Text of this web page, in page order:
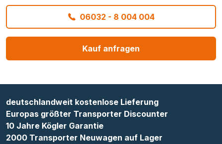
06032 - 8 004 004
Kauf anfragen
deutschlandweit kostenlose Lieferung
Europas größter Transporter Discounter
10 Jahre Kögler Garantie
2000 Transporter Neuwagen auf Lager